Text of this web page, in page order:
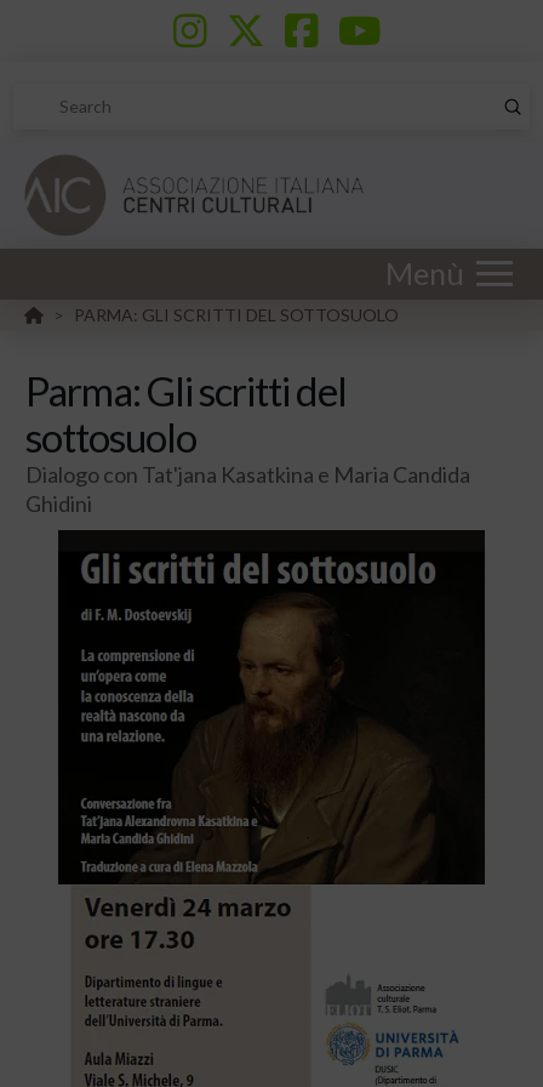
Search
Menù
HOME
> PARMA: GLI SCRITTI DEL SOTTOSUOLO
Parma: Gli scritti del
sottosuolo
Dialogo con Tat'jana Kasatkina e Maria Candida
Ghidini